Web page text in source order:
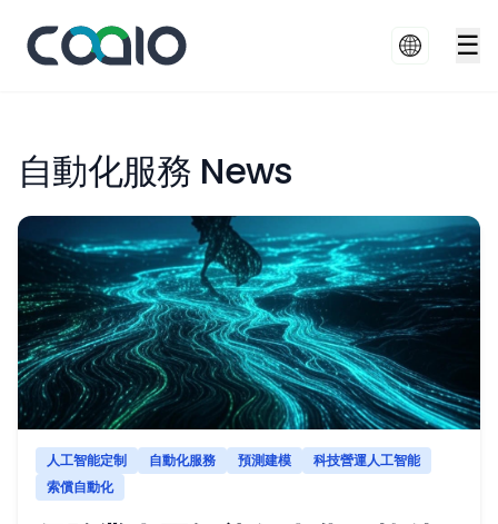
☰
自動化服務 News
人工智能定制 自動化服務 預測建模
科技營運人工智能
索償自動化